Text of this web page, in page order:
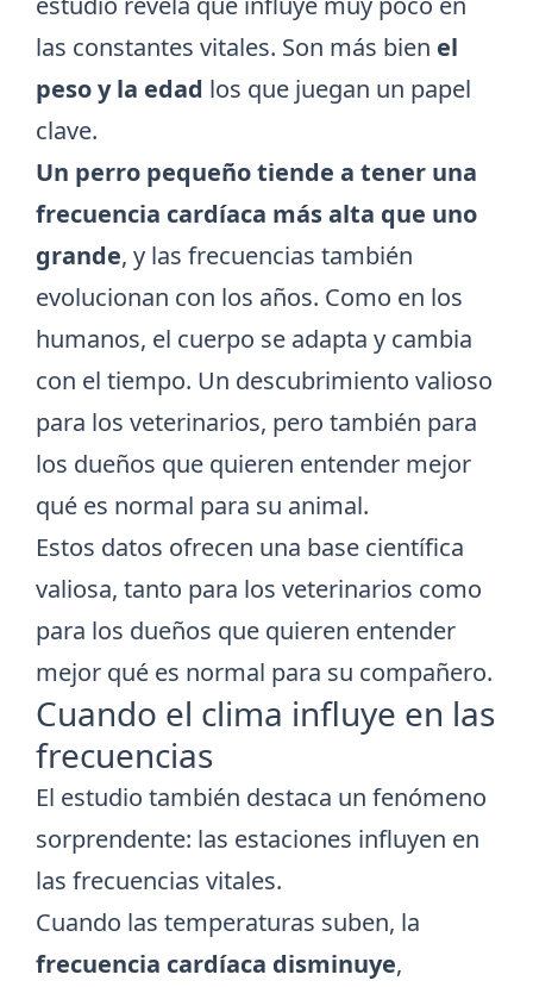
las constantes vitales. Son más bien el
peso y la edad los que juegan un papel
clave.
Un perro pequeño tiende a tener una
frecuencia cardíaca más alta que uno
grande, y las frecuencias también
evolucionan con los años. Como en los
humanos, el cuerpo se adapta y cambia
con el tiempo. Un descubrimiento valioso
para los veterinarios, pero también para
los dueños que quieren entender mejor
qué es normal para su animal.
Estos datos ofrecen una base científica
valiosa, tanto para los veterinarios como
para los dueños que quieren entender
mejor qué es normal para su compañero.
Cuando el clima influye en las
frecuencias
El estudio también destaca un fenómeno
sorprendente: las estaciones influyen en
las frecuencias vitales.
Cuando las temperaturas suben, la
frecuencia cardíaca disminuye,